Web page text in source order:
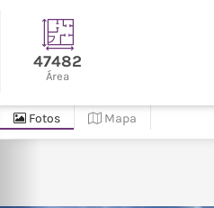
47482
Área
Fotos Mapa